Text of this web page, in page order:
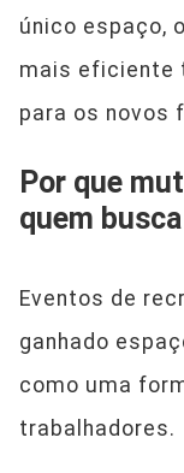
único espaço,
mais eficiente
para os novos
Por que
quem
Eventos de
ganhado
como uma
trabalhadores.